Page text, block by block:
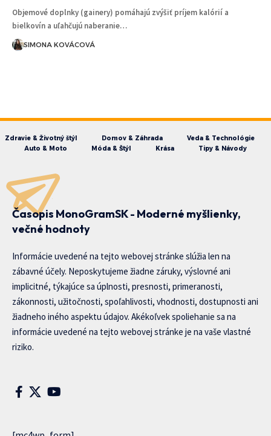
Objemové doplnky (gainery) pomáhajú zvýšiť príjem kalórií a
bielkovín a uľahčujú naberanie…
SIMONA KOVÁCOVÁ
Zdravie & Životný štýl Domov & Záhrada
Veda & Technológie
Auto & Moto
Móda & Štýl Krása Tipy & Návody
Časopis MonoGramSK - Moderné myšlienky,
večné hodnoty
Informácie uvedené na tejto webovej stránke slúžia len na
zábavné účely. Neposkytujeme žiadne záruky, výslovné ani
implicitné, týkajúce sa úplnosti, presnosti, primeranosti,
zákonnosti, užitočnosti, spoľahlivosti, vhodnosti, dostupnosti ani
žiadneho iného aspektu údajov. Akékoľvek spoliehanie sa na
informácie uvedené na tejto webovej stránke je na vaše vlastné
riziko.